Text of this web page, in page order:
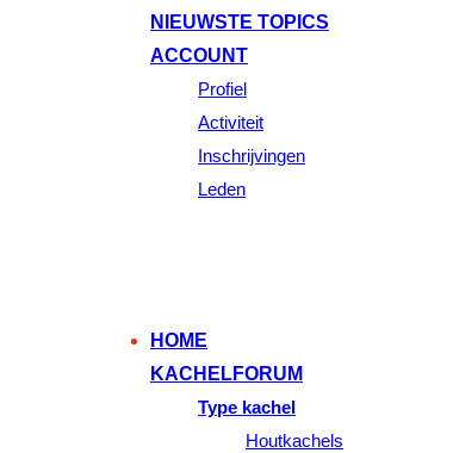
NIEUWSTE TOPICS
ACCOUNT
Profiel
Activiteit
Inschrijvingen
Leden
HOME
KACHELFORUM
Type kachel
Houtkachels